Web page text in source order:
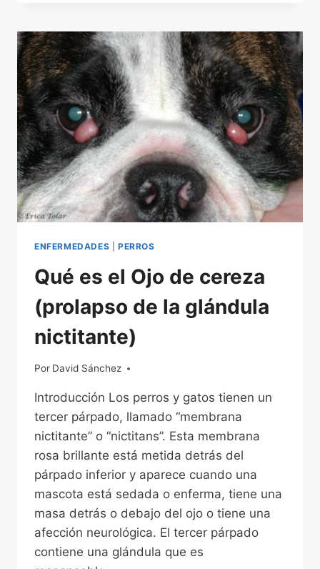
Y
FRECUENTE
EN
LAS
HEMBRAS
ENFERMEDADES PERROS
Qué es el Ojo de cereza
(prolapso de la glándula
nictitante)
Por David Sánchez
01/12/2022
Introducción Los perros y gatos tienen un
tercer párpado, llamado “membrana
nictitante” o “nictitans”. Esta membrana
rosa brillante está metida detrás del
párpado inferior y aparece cuando una
mascota está sedada o enferma, tiene una
masa detrás o debajo del ojo o tiene una
afección neurológica. El tercer párpado
contiene una glándula que es